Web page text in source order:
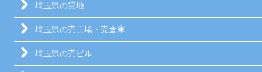
埼玉県の貸地
埼玉県の売工場・売倉庫
埼玉県の売ビル